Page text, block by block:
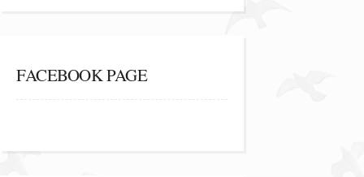
FACEBOOK PAGE